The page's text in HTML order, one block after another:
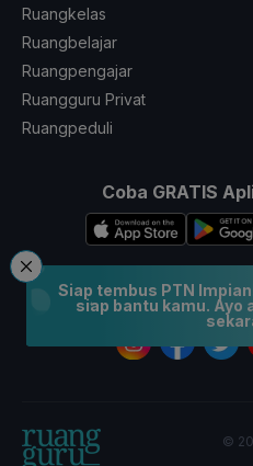
Siap tembus PTN
siap bantu kamu. Ayo
Ruangkelas
Ruangbelajar
Ruangpengajar
Ruangguru Privat
Ruangpeduli
Coba GRATIS
Ikuti
©